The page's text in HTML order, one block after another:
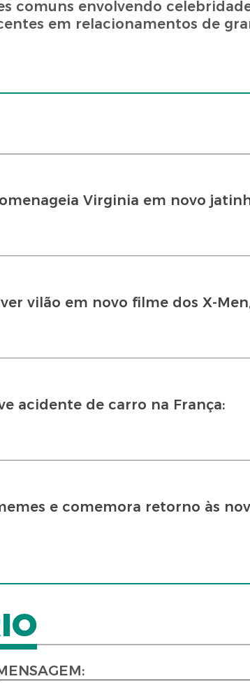
comuns envolvendo
em relacionamentos de
Virginia em novo
vilão em novo filme dos X-
acidente de carro na França:
e comemora retorno às